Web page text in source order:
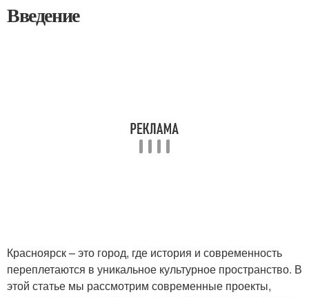
Введение
Красноярск – это город, где история и современность
переплетаются в уникальное культурное пространство. В
этой статье мы рассмотрим современные проекты,